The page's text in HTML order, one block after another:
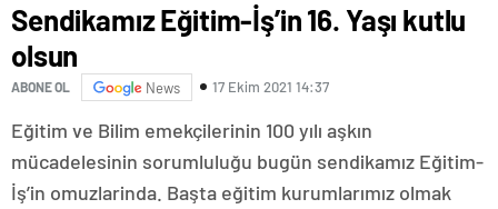
Sendikamız Eğitim-İş’in 16. Yaşı kutlu
olsun
ABONE OL News 17 Ekim 2021 14:37
Eğitim ve Bilim emekçilerinin 100 yılı aşkın
mücadelesinin sorumluluğu bugün sendikamız Eğitim-
İş’in omuzlarinda. Başta eğitim kurumlarımız olmak